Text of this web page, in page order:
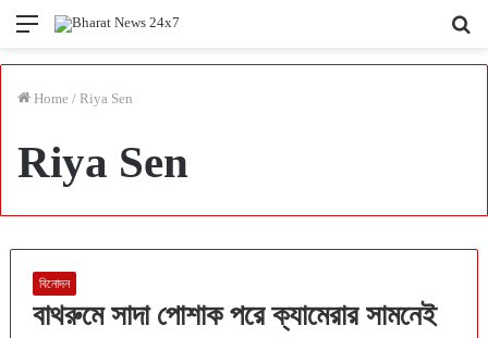
Menu
Home / Riya Sen
Riya Sen
বিনোদন
বাথরুমে সাদা পোশাক পরে ক্যামেরার সামনেই